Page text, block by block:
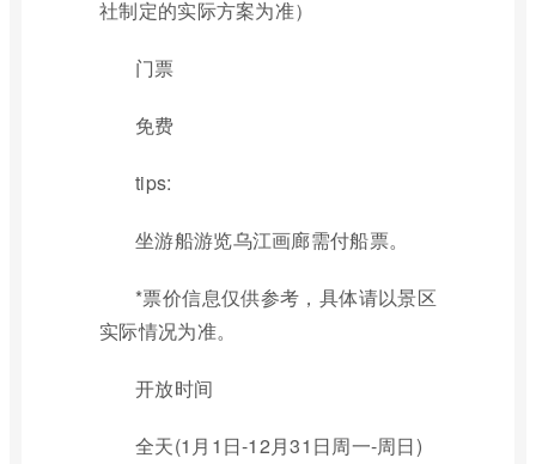
社制定的实际方案为准）
门票
免费
tips:
坐游船游览乌江画廊需付船票。
*票价信息仅供参考，具体请以景区
实际情况为准。
开放时间
全天(1月1日-12月31日周一-周日)